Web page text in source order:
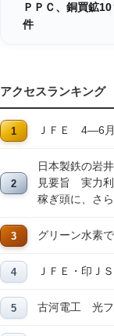
ＰＰＣ、銅買鉱
件
アクセスランキング
ＪＦＥ 4―6
日本製鉄の岩
見要旨 実力
稼ぎ頭に、さ
グリーン水素
ＪＦＥ・印Ｊ
古河電工 光フ